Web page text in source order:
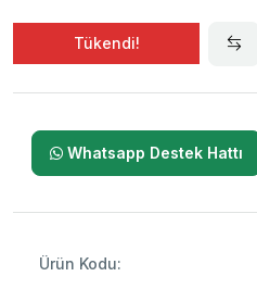
Tükendi!
Whatsapp Destek Hattı
Ürün Kodu: